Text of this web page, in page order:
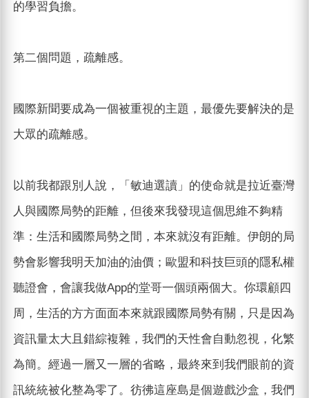
的學習負擔。
第二個問題，疏離感。
國際新聞要成為一個被重視的主題，最優先要解決的是
大眾的疏離感。
以前我都跟別人說，「敏迪選讀」的使命就是拉近臺灣
人與國際局勢的距離，但後來我發現這個思維不夠精
準：生活和國際局勢之間，本來就沒有距離。伊朗的局
勢會影響我明天加油的油價；歐盟和科技巨頭的隱私權
聽證會，會讓我做App的堂哥一個頭兩個大。你環顧四
周，生活的方方面面本來就跟國際局勢有關，只是因為
資訊量太大且錯綜複雜，我們的天性會自動忽視，化繁
為簡。經過一層又一層的省略，最終來到我們眼前的資
訊統統被化整為零了。彷彿這座島是個遊戲沙盒，我們